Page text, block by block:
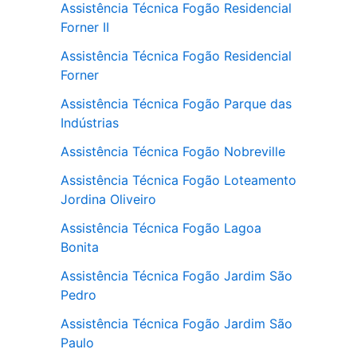
Assistência Técnica Fogão Residencial
Forner II
Assistência Técnica Fogão Residencial
Forner
Assistência Técnica Fogão Parque das
Indústrias
Assistência Técnica Fogão Nobreville
Assistência Técnica Fogão Loteamento
Jordina Oliveiro
Assistência Técnica Fogão Lagoa
Bonita
Assistência Técnica Fogão Jardim São
Pedro
Assistência Técnica Fogão Jardim São
Paulo